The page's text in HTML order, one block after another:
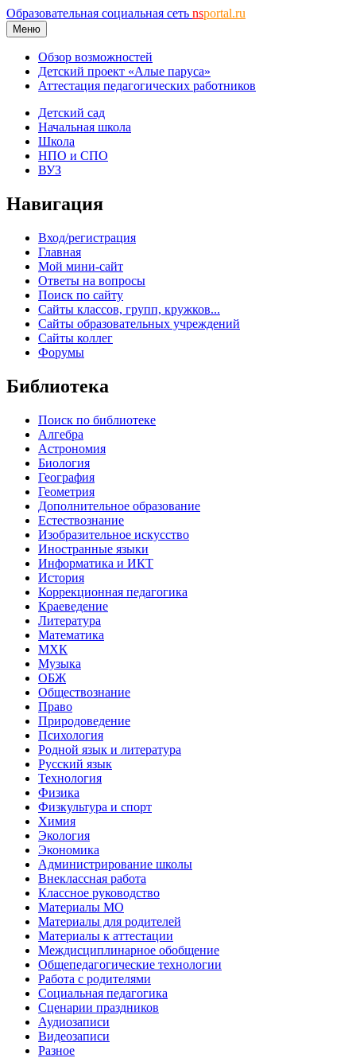
Образовательная социальная сеть nsportal.ru
Меню
Обзор возможностей
Детский проект «Алые паруса»
Аттестация педагогических работников
Детский сад
Начальная школа
Школа
НПО и СПО
ВУЗ
Навигация
Вход/регистрация
Главная
Мой мини-сайт
Ответы на вопросы
Поиск по сайту
Сайты классов, групп, кружков...
Сайты образовательных учреждений
Сайты коллег
Форумы
Библиотека
Поиск по библиотеке
Алгебра
Астрономия
Биология
География
Геометрия
Дополнительное образование
Естествознание
Изобразительное искусство
Иностранные языки
Информатика и ИКТ
История
Коррекционная педагогика
Краеведение
Литература
Математика
МХК
Музыка
ОБЖ
Обществознание
Право
Природоведение
Психология
Родной язык и литература
Русский язык
Технология
Физика
Физкультура и спорт
Химия
Экология
Экономика
Администрирование школы
Внеклассная работа
Классное руководство
Материалы МО
Материалы для родителей
Материалы к аттестации
Междисциплинарное обобщение
Общепедагогические технологии
Работа с родителями
Социальная педагогика
Сценарии праздников
Аудиозаписи
Видеозаписи
Разное